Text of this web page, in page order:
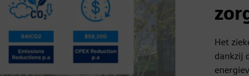
Het
dankzij